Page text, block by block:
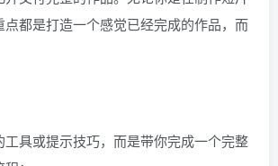
都是打造一个感觉已经完成的作品，而
具或提示技巧，而是带你完成一个完整